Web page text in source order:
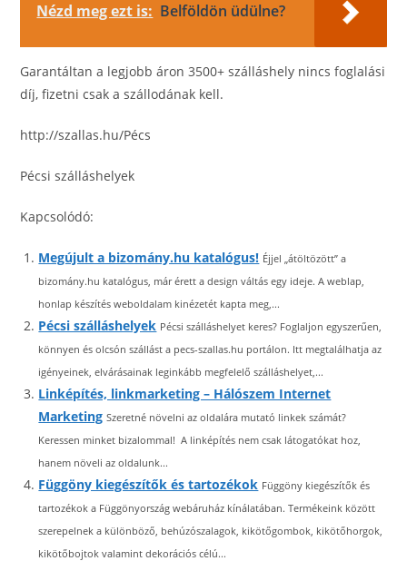
Nézd meg ezt is: Belföldön üdülne?
Garantáltan a legjobb áron 3500+ szálláshely nincs foglalási
díj, fizetni csak a szállodának kell.
http://szallas.hu/Pécs
Pécsi szálláshelyek
Kapcsolódó:
Megújult a bizomány.hu katalógus! Éjjel „átöltözött” a
bizomány.hu katalógus, már érett a design váltás egy ideje. A weblap,
honlap készítés weboldalam kinézetét kapta meg,...
Pécsi szálláshelyek Pécsi szálláshelyet keres? Foglaljon egyszerűen,
könnyen és olcsón szállást a pecs-szallas.hu portálon. Itt megtalálhatja az
igényeinek, elvárásainak leginkább megfelelő szálláshelyet,...
Linképítés, linkmarketing – Hálószem Internet
Marketing Szeretné növelni az oldalára mutató linkek számát?
Keressen minket bizalommal! A linképítés nem csak látogatókat hoz,
hanem növeli az oldalunk...
Függöny kiegészítők és tartozékok Függöny kiegészítők és
tartozékok a Függönyország webáruház kínálatában. Termékeink között
szerepelnek a különböző, behúzószalagok, kikötőgombok, kikötőhorgok,
kikötőbojtok valamint dekorációs célú...